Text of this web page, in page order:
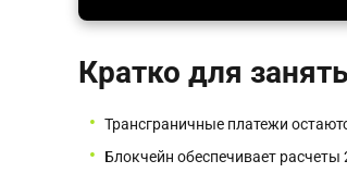
Кратко для
Трансграничные платежи
Блокчейн обеспечивает